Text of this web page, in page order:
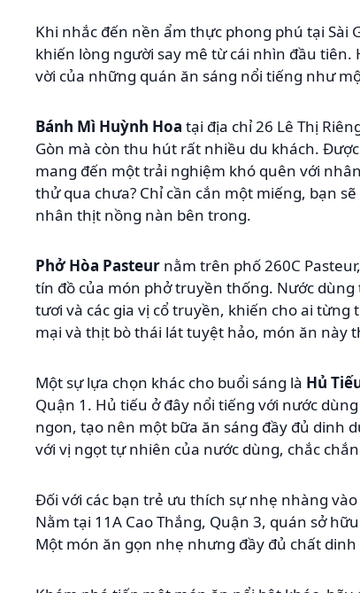
Khi nhắc đến nền ẩm thực phong phú tại
khiến lòng người say mê từ cái nhìn đầu
vời của những quán ăn sáng nổi tiếng như
Bánh Mì Huỳnh Hoa tại địa chỉ 26 Lê Thị
Gòn mà còn thu hút rất nhiều du khách.
mang đến một trải nghiệm khó quên với
thử qua chưa? Chỉ cần cắn một miếng, bạn
nhân thịt nồng nàn bên trong.
Phở Hòa Pasteur nằm trên phố 260C
tín đồ của món phở truyền thống. Nước
tươi và các gia vị cổ truyền, khiến cho ai
mại và thịt bò thái lát tuyệt hảo, món ăn này
Một sự lựa chọn khác cho buổi sáng là Hủ
Quận 1. Hủ tiếu ở đây nổi tiếng với nước
ngon, tạo nên một bữa ăn sáng đầy đủ dinh
với vị ngọt tự nhiên của nước dùng, chắc
Đối với các bạn trẻ ưu thích sự nhẹ nhàng
Nằm tại 11A Cao Thắng, Quận 3, quán sở
Một món ăn gọn nhẹ nhưng đầy đủ chất